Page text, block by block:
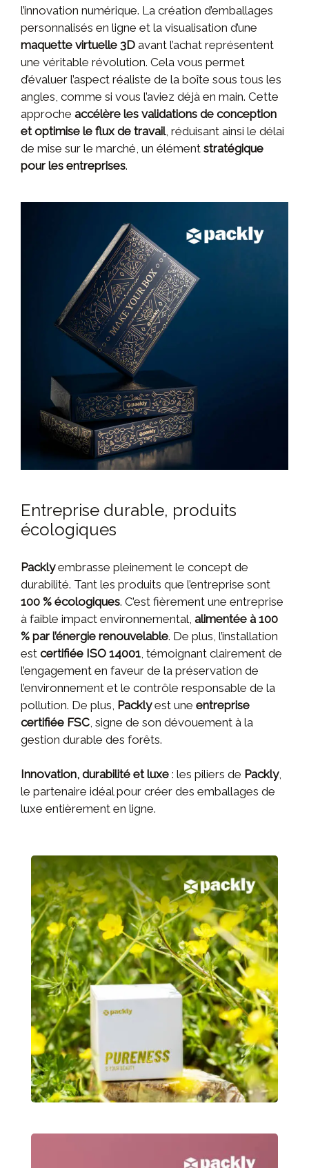
l’innovation numérique. La création d’emballages
personnalisés en ligne et la visualisation d’une
maquette virtuelle 3D avant l’achat représentent
une véritable révolution. Cela vous permet
d’évaluer l’aspect réaliste de la boîte sous tous les
angles, comme si vous l’aviez déjà en main. Cette
approche accélère les validations de conception
et optimise le flux de travail, réduisant ainsi le délai
de mise sur le marché, un élément stratégique
pour les entreprises.
Entreprise durable, produits
écologiques
Packlyembrasse pleinement le concept de
durabilité. Tant les produits que l’entreprise sont
100 % écologiques. C’est fièrement une entreprise
à faible impact environnemental, alimentée à 100
% par l’énergie renouvelable. De plus, l’installation
est certifiée ISO 14001 , témoignant clairement de
l’engagement en faveur de la préservation de
l’environnement et le contrôle responsable de la
pollution. De plus, Packlyest une entreprise
certifiée FSC , signe de son dévouement à la
gestion durable des forêts.
Innovation, durabilité et luxe : les piliers de Packly,
le partenaire idéal pour créer des emballages de
luxe entièrement en ligne.